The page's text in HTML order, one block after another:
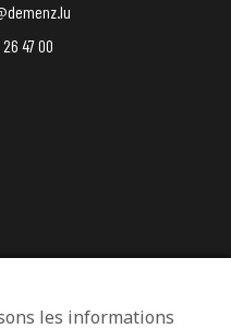
47 00
les informations